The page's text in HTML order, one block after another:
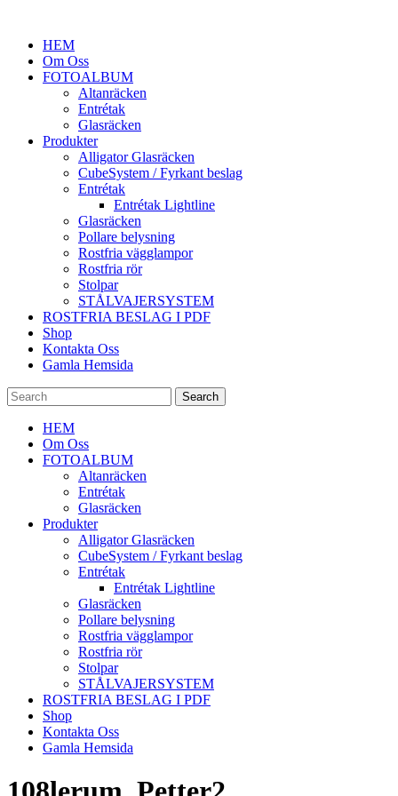
HEM
Om Oss
FOTOALBUM
Altanräcken
Entrétak
Glasräcken
Produkter
Alligator Glasräcken
CubeSystem / Fyrkant beslag
Entrétak
Entrétak Lightline
Glasräcken
Pollare belysning
Rostfria vägglampor
Rostfria rör
Stolpar
STÅLVAJERSYSTEM
ROSTFRIA BESLAG I PDF
Shop
Kontakta Oss
Gamla Hemsida
HEM
Om Oss
FOTOALBUM
Altanräcken
Entrétak
Glasräcken
Produkter
Alligator Glasräcken
CubeSystem / Fyrkant beslag
Entrétak
Entrétak Lightline
Glasräcken
Pollare belysning
Rostfria vägglampor
Rostfria rör
Stolpar
STÅLVAJERSYSTEM
ROSTFRIA BESLAG I PDF
Shop
Kontakta Oss
Gamla Hemsida